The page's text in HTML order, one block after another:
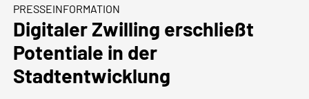
PRESSEINFORMATION
Digitaler Zwilling erschließt
Potentiale in der
Stadtentwicklung